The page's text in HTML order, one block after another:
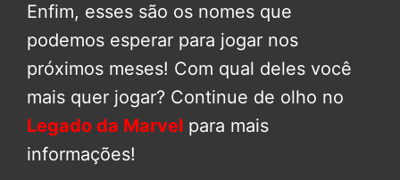
Enfim, esses são os nomes que
podemos esperar para jogar nos
próximos meses! Com qual deles você
mais quer jogar? Continue de olho no
Legado da Marvel para mais
informações!